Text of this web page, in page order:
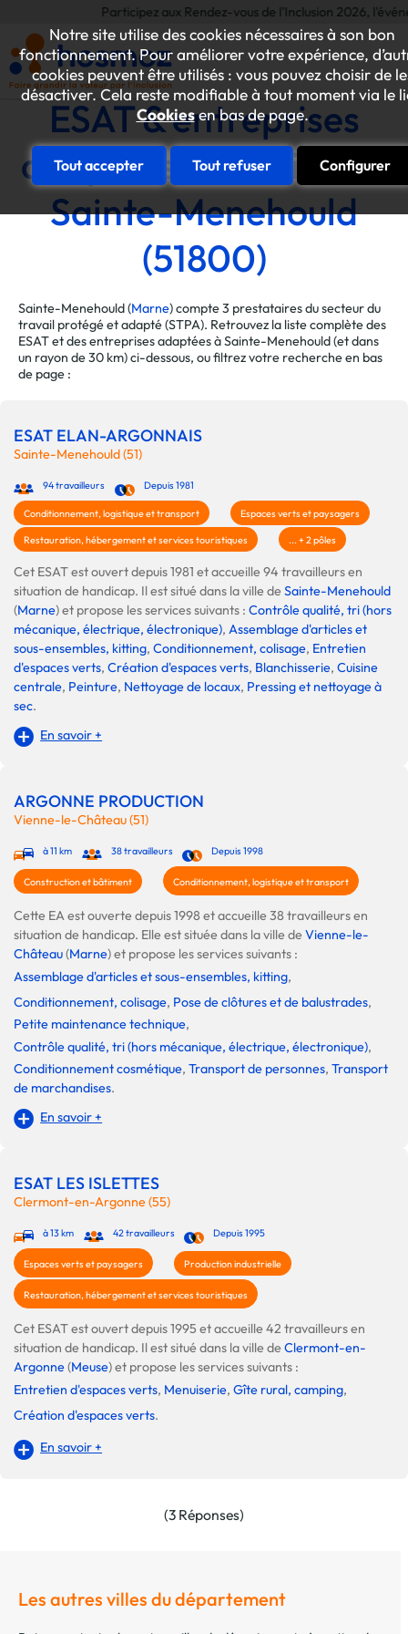
Notre site utilise des cookies nécessaires à son bon
fonctionnement. Pour améliorer votre expérience,
cookies peuvent être utilisés : vous pouvez choisir de
désactiver. Cela reste modifiable à tout moment via le
Cookiesen bas de page.
Tout accepter Tout refuser Configurer
Participez aux Rendez-vous de l'Inclusion 2026,
ESAT & entreprises
adaptées de la ville de
Sainte-Menehould
(51800)
Sainte-Menehould (Marne) compte 3 prestataires du secteur du
travail protégé et adapté (STPA). Retrouvez la liste complète des
ESAT et des entreprises adaptées à Sainte-Menehould (et dans
un rayon de 30 km) ci-dessous, ou filtrez votre recherche en bas
de page :
ESAT ELAN-ARGONNAIS
Sainte-Menehould (51)
94 travailleurs Depuis 1981
Conditionnement, logistique et transport Espaces verts et paysagers
Restauration, hébergement et services touristiques ... + 2 pôles
Cet ESAT est ouvert depuis 1981 et accueille 94 travailleurs en
situation de handicap. Il est situé dans la ville deSainte-Menehould
(Marne) et propose les services suivants : Contrôle qualité, tri (hors
mécanique, électrique, électronique), Assemblage d'articles et
sous-ensembles, kitting, Conditionnement, colisage, Entretien
d'espaces verts, Création d'espaces verts, Blanchisserie, Cuisine
centrale, Peinture, Nettoyage de locaux, Pressing et nettoyage à
sec.
En savoir +
ARGONNE PRODUCTION
Vienne-le-Château (51)
à 11 km 38 travailleurs Depuis 1998
Construction et bâtiment Conditionnement, logistique et transport
Cette EA est ouverte depuis 1998 et accueille 38 travailleurs en
situation de handicap. Elle est située dans la ville deVienne-le-
Château(Marne) et propose les services suivants :
Assemblage d'articles et sous-ensembles, kitting,
Conditionnement, colisage, Pose de clôtures et de balustrades,
Petite maintenance technique,
Contrôle qualité, tri (hors mécanique, électrique, électronique),
Conditionnement cosmétique, Transport de personnes, Transport
de marchandises.
En savoir +
ESAT LES ISLETTES
Clermont-en-Argonne (55)
à 13 km 42 travailleurs Depuis 1995
Espaces verts et paysagers Production industrielle
Restauration, hébergement et services touristiques
Cet ESAT est ouvert depuis 1995 et accueille 42 travailleurs en
situation de handicap. Il est situé dans la ville deClermont-en-
Argonne(Meuse) et propose les services suivants :
Entretien d'espaces verts, Menuiserie, Gîte rural, camping,
Création d'espaces verts.
En savoir +
(3 Réponses)
Les autres villes du département